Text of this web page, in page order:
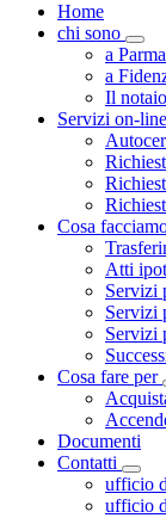
Home
chi sono
a Parma
a
Il notaio
Servizi on-line
Cosa
Atti
Servizi
Servizi
Servizi
Cosa fare per
Documenti
Contatti
ufficio
ufficio